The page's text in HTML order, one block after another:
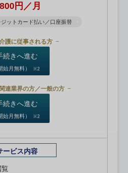
円／月
ジットカード払い／口座振替
護に従事される方
続きへ進む
始月無料） ※2
連業界の方／一般の方
続きへ進む
始月無料） ※2
ービス内容